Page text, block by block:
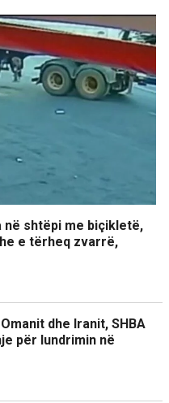
në shtëpi me biçikletë,
e tërheq zvarrë,
dhe Iranit, SHBA
për lundrimin në